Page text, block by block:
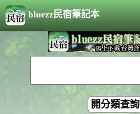
bluezz民宿筆記本
開分類查詢